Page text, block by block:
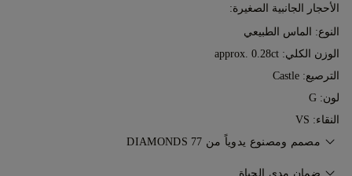
الأحجار الجانبية الصغيرة:
النوع: الماس الطبيعي
الوزن الكلي: approx. 0.28ct
الترصيع: Castle
لون: G
النقاء: VS
مصمم ومصنوع يدوياً من 77 DIAMONDS
ضمان مدى الحياة